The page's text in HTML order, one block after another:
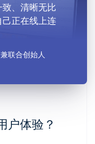
、清晰无比
正在线上连
联合创始人
户体验？